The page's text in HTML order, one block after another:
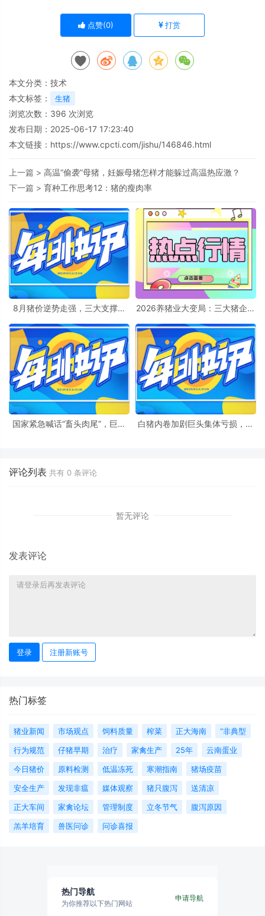
点赞(0) 打赏
本文分类： 技术
本文标签：
生猪
浏览次数： 396 次浏览
发布日期：2025-06-17 17:23:40
本文链接： https://www.cpcti.com/jishu/146846.html
上一篇 > 高温“偷袭”母猪，妊娠母猪怎样才能躲过高温热应激？
下一篇 > 育种工作思考12：猪的瘦肉率
8月猪价逆势走强，三大支撑力
2026养猪业大变局：三大猪企仔
国家紧急喊话“畜头肉尾”，巨亏
白猪内卷加剧巨头集体亏损，黑
评论列表 共有 0 条评论
暂无评论
发表评论
登录 注册新账号
热门标签
猪业新闻 市场观点 饲料质量 榨菜 正大海南
“非典型
行为规范
仔猪早期 治疗 家禽生产 25年
云南蛋业
今日猪价
原料检测 低温冻死 寒潮指南
猪场疫苗
安全生产
发现非瘟 媒体观察 猪只腹泻
送清凉
正大车间
家禽论坛 管理制度 立冬节气
腹泻原因
羔羊培育
兽医问诊 问诊喜报
热门导航
为你推荐以下热门网站
申请导航